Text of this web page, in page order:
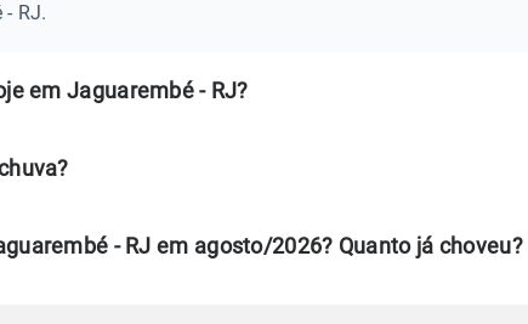
RJ.
em Jaguarembé - RJ?
- RJ em agosto/2026? Quanto já choveu?